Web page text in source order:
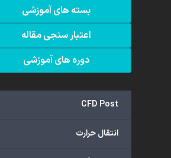
بسته های آموزشی
اعتبار سنجی مقاله
دوره های آموزشی
CFD Post
انتقال حرارت